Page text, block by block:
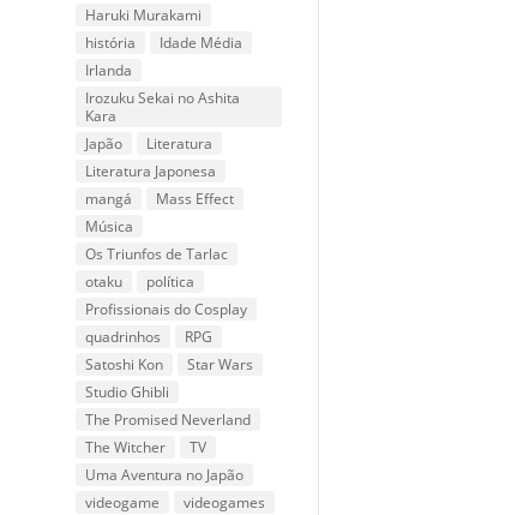
Haruki Murakami
história
Idade Média
Irlanda
Irozuku Sekai no Ashita
Kara
Japão
Literatura
Literatura Japonesa
mangá
Mass Effect
Música
Os Triunfos de Tarlac
otaku
política
Profissionais do Cosplay
quadrinhos
RPG
Satoshi Kon
Star Wars
Studio Ghibli
The Promised Neverland
The Witcher
TV
Uma Aventura no Japão
videogame
videogames